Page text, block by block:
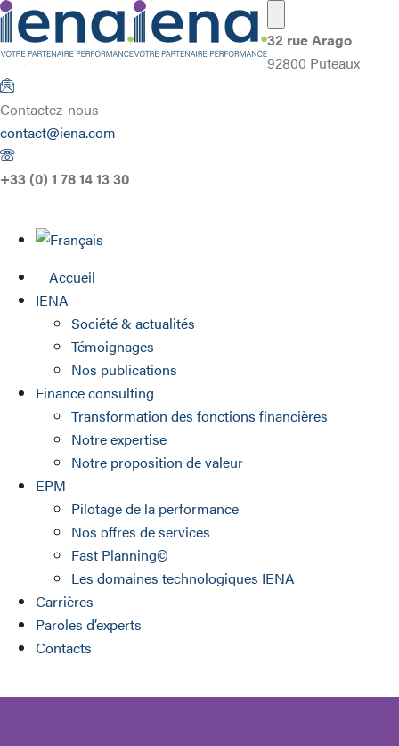
32 rue Arago
92800 Puteaux
Contactez-nous
contact@iena.com
+33 (0) 1 78 14 13 30
Accueil
IENA
Société & actualités
Témoignages
Nos publications
Finance consulting
Transformation des fonctions financières
Notre expertise
Notre proposition de valeur
EPM
Pilotage de la performance
Nos offres de services
Fast Planning©
Les domaines technologiques IENA
Carrières
Paroles d’experts
Contacts